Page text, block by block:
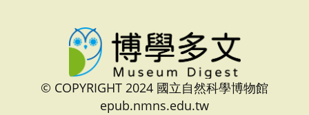
© COPYRIGHT 2024 國立自然科學博物館
epub.nmns.edu.tw